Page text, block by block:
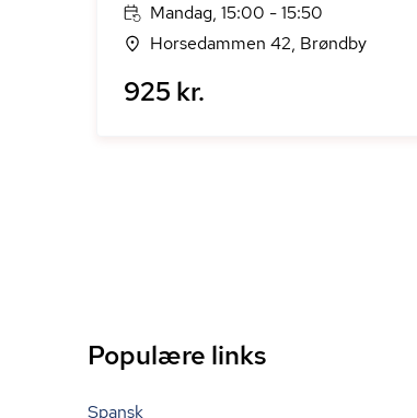
Mandag, 15:00 - 15:50
Horsedammen 42, Brøndby
925 kr.
Populære links
Spansk